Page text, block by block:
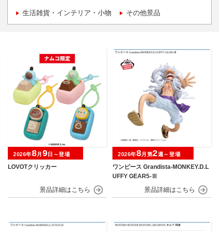
生活雑貨・インテリア・小物 その他景品
LOVOTクリッカー
2026年8月 9日～登場
ワンピース Grandista-MONKEY.D.L
UFFY GEAR5-Ⅲ
2026年8月第2週～登場